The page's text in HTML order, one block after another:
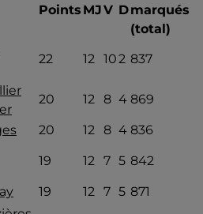
Points MJV Dmarqués
(total)
22 12 102 837
20 12 8 4 869
20 12 8 4 836
19 12 7 5 842
19 12 7 5 871